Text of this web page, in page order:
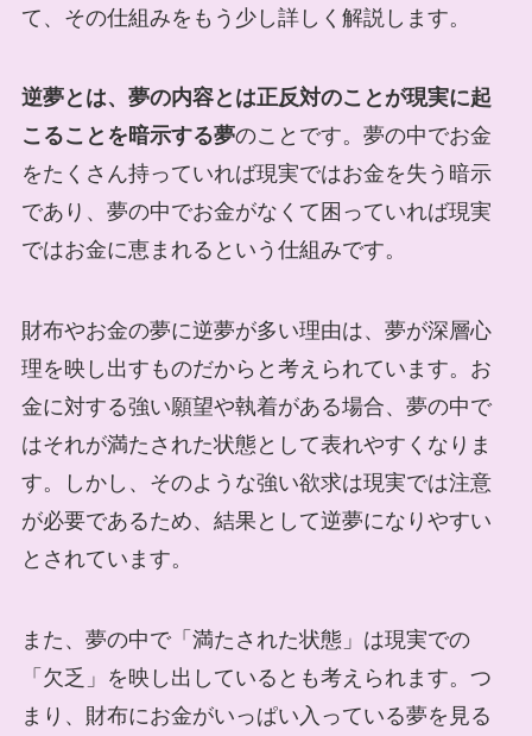
て、その仕組みをもう少し詳しく解説します。
逆夢とは、夢の内容とは正反対のことが現実に起
こることを暗示する夢のことです。夢の中でお金
をたくさん持っていれば現実ではお金を失う暗示
であり、夢の中でお金がなくて困っていれば現実
ではお金に恵まれるという仕組みです。
財布やお金の夢に逆夢が多い理由は、夢が深層心
理を映し出すものだからと考えられています。お
金に対する強い願望や執着がある場合、夢の中で
はそれが満たされた状態として表れやすくなりま
す。しかし、そのような強い欲求は現実では注意
が必要であるため、結果として逆夢になりやすい
とされています。
また、夢の中で「満たされた状態」は現実での
「欠乏」を映し出しているとも考えられます。つ
まり、財布にお金がいっぱい入っている夢を見る